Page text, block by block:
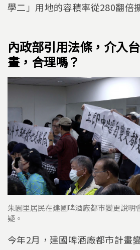
學二」用地的容積率從280翻倍
內政部引用法條，介入
畫，合理嗎？
朱園里居民在建國啤酒廠都市變更說明
疑。
今年2月，建國啤酒廠都市計畫